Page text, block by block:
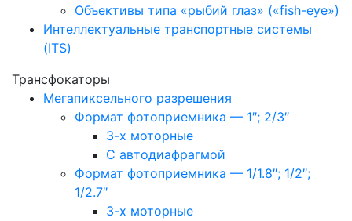
Объективы типа «рыбий глаз» («fish-eye»)
Интеллектуальные транспортные системы
(ITS)
Трансфокаторы
Мегапиксельного разрешения
Формат фотоприемника — 1″; 2/3″
3-х моторные
С автодиафрагмой
Формат фотоприемника — 1/1.8″; 1/2″;
1/2.7″
3-х моторные